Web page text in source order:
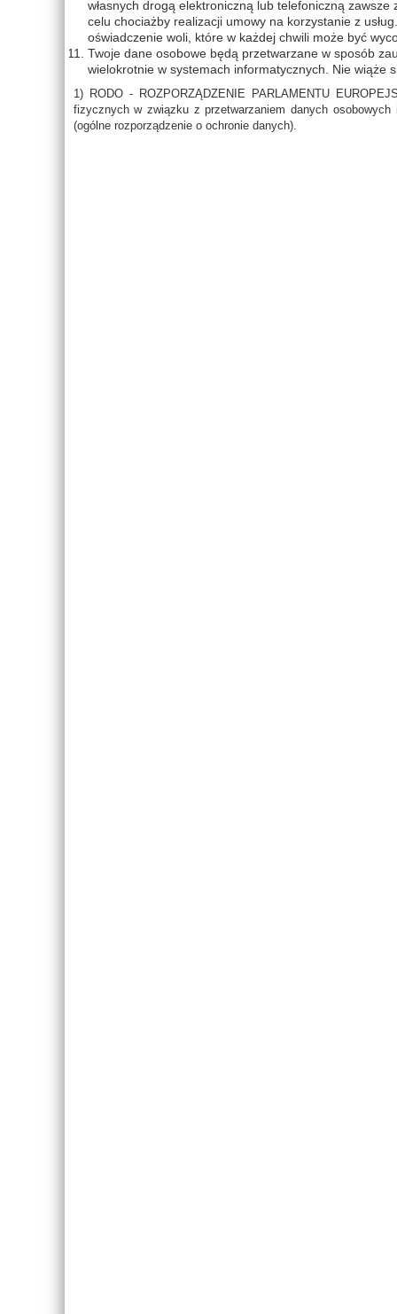
własnych drogą elektroniczną lub telefoniczną
celu chociażby realizacji umowy na korzystanie z
oświadczenie woli, które w każdej chwili może być
Twoje dane osobowe będą przetwarzane w sposób
wielokrotnie w systemach informatycznych. Nie wiąże
1) RODO - ROZPORZĄDZENIE PARLAMENTU
fizycznych w związku z przetwarzaniem danych
(ogólne rozporządzenie o ochronie danych).